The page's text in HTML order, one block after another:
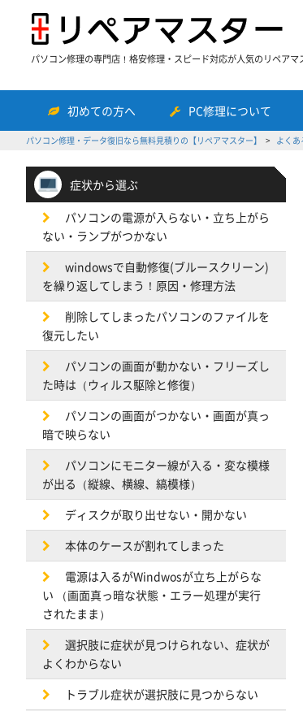
パソコン修理の専門店！格安修理・スピード対応が人気のリペアマ
初めての方へ PC修理について
パソコン修理・データ復旧なら無料見積りの【リペアマスター】 よくあ
症状から選ぶ
パソコンの電源が入らない・立ち上がら
ない・ランプがつかない
windowsで自動修復(ブルースクリーン)
を繰り返してしまう！原因・修理方法
削除してしまったパソコンのファイルを
復元したい
パソコンの画面が動かない・フリーズし
た時は（ウィルス駆除と修復）
パソコンの画面がつかない・画面が真っ
暗で映らない
パソコンにモニター線が入る・変な模様
が出る（縦線、横線、縞模様）
ディスクが取り出せない・開かない
本体のケースが割れてしまった
電源は入るがWindwosが立ち上がらな
い （画面真っ暗な状態・エラー処理が実行
されたまま）
選択肢に症状が見つけられない、症状が
よくわからない
トラブル症状が選択肢に見つからない